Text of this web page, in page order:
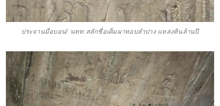
ประจานมือบอน! นทท.สลักชื่อเต็มผาหอบลำปาง แหล่งหินล้านปี